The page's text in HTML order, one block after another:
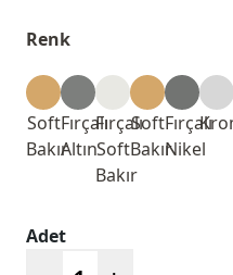
Renk
Soft
Bakır
Fırçalı
Altın
Fırçalı
Soft
Bakır
Soft
Bakır
Fırçalı
Nikel
Adet